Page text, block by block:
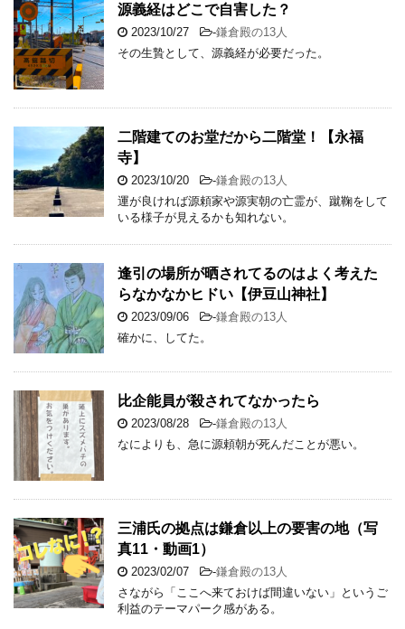
源義経はどこで自害した？
2023/10/27 -鎌倉殿の13人
その生贄として、源義経が必要だった。
二階建てのお堂だから二階堂！【永福
寺】
2023/10/20 -鎌倉殿の13人
運が良ければ源頼家や源実朝の亡霊が、蹴鞠をして
いる様子が見えるかも知れない。
逢引の場所が晒されてるのはよく考えた
らなかなかヒドい【伊豆山神社】
2023/09/06 -鎌倉殿の13人
確かに、してた。
比企能員が殺されてなかったら
2023/08/28 -鎌倉殿の13人
なによりも、急に源頼朝が死んだことが悪い。
三浦氏の拠点は鎌倉以上の要害の地（写
真11・動画1）
2023/02/07 -鎌倉殿の13人
さながら「ここへ来ておけば間違いない」というご
利益のテーマパーク感がある。